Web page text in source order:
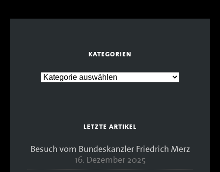
KATEGORIEN
LETZTE ARTIKEL
Besuch vom Bundeskanzler Friedrich Merz
16. Dezember 2025